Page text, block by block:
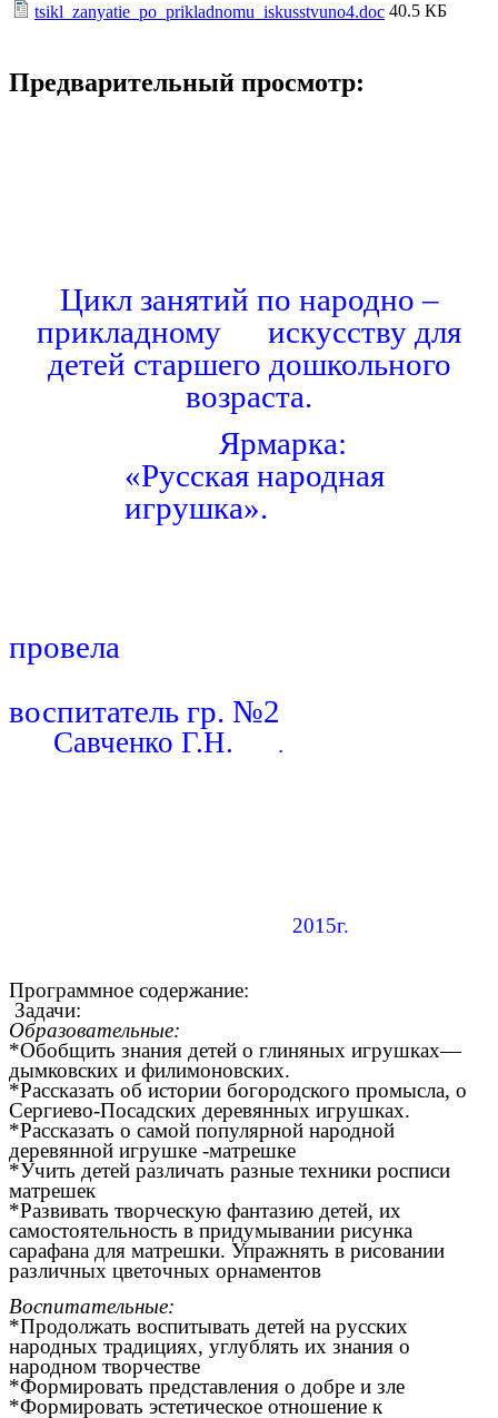
tsikl_zanyatie_po_prikladnomu_iskusstvuno4.doc 40.5 КБ
Предварительный просмотр:
Цикл занятий по народно –
прикладному искусству для
детей старшего дошкольного
возраста.
Ярмарка:
«Русская народная
игрушка».
провела
воспитатель гр. №2
Савченко Г.Н. .
2015г.
Программное содержание:
Задачи:
Образовательные:
*Обобщить знания детей о глиняных игрушках—
дымковских и филимоновских.
*Рассказать об истории богородского промысла, о
Сергиево-Посадских деревянных игрушках.
*Рассказать о самой популярной народной
деревянной игрушке -матрешке
*Учить детей различать разные техники росписи
матрешек
*Развивать творческую фантазию детей, их
самостоятельность в придумывании рисунка
сарафана для матрешки. Упражнять в рисовании
различных цветочных орнаментов
Воспитательные:
*Продолжать воспитывать детей на русских
народных традициях, углублять их знания о
народном творчестве
*Формировать представления о добре и зле
*Формировать эстетическое отношение к